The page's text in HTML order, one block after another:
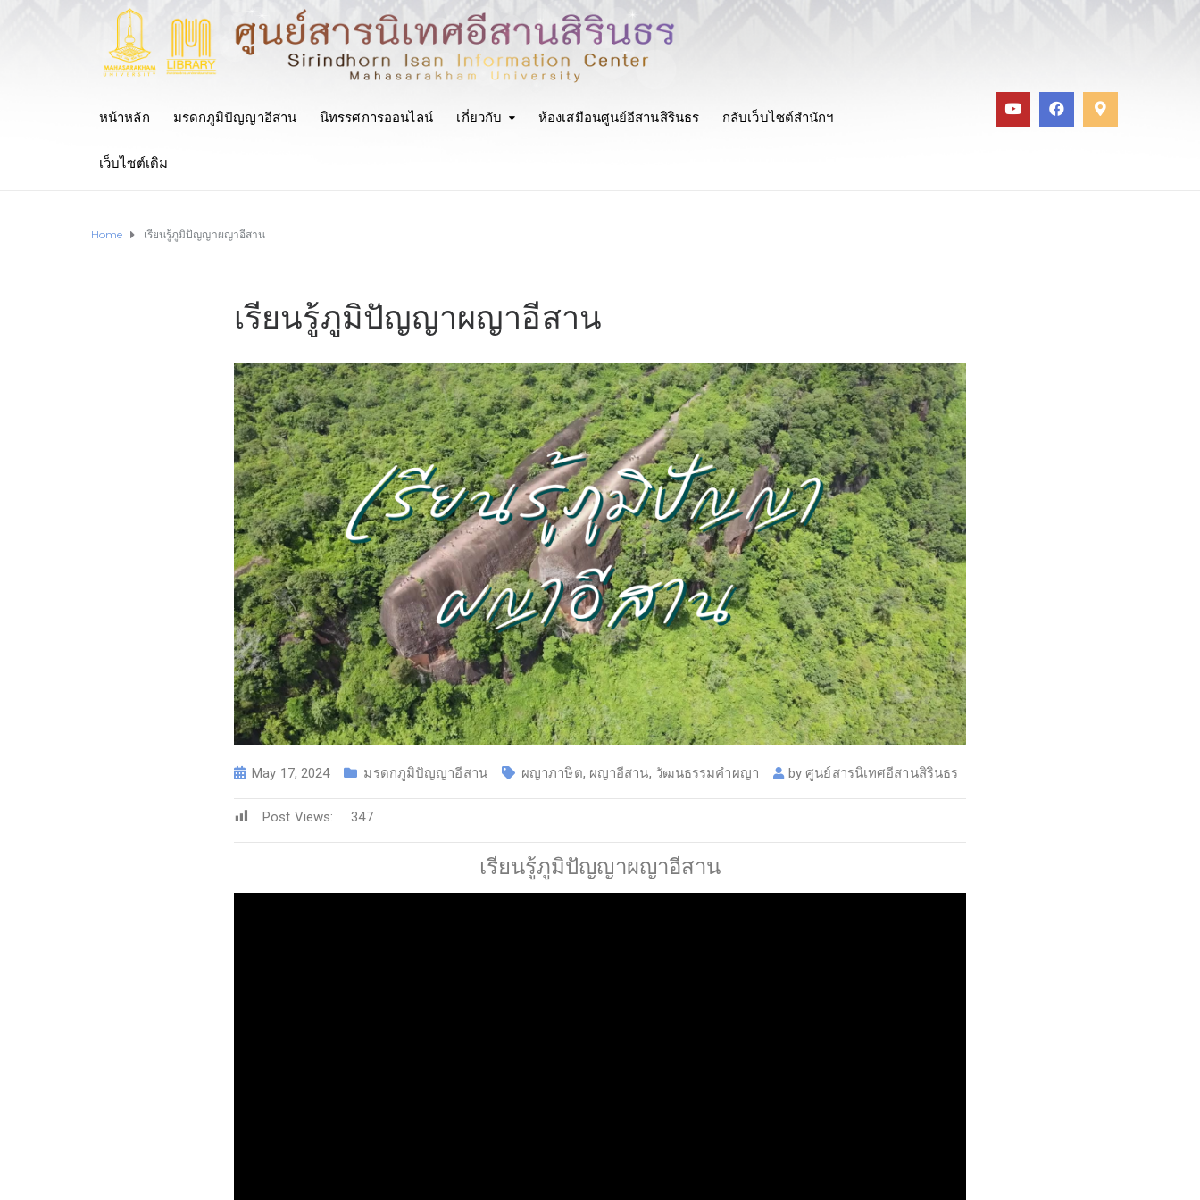
หน้าหลัก มรดกภูมิปัญญาอีสาน นิทรรศการออนไลน์ เกี่ยวกับ ห้องเสมือนศูนย์อีสานสิรินธร กลับเว็บไซต์สำนักฯ
เว็บไซต์เดิม
Home เรียนรู้ภูมิปัญญาผญาอีสาน
เรียนรู้ภูมิปัญญาผญาอีสาน
May 17, 2024 มรดกภูมิปัญญาอีสาน ผญาภาษิต, ผญาอีสาน, วัฒนธรรมคำผญา byศูนย์สารนิเทศอีสานสิรินธร
Post Views: 347
เรียนรู้ภูมิปัญญาผญาอีสาน